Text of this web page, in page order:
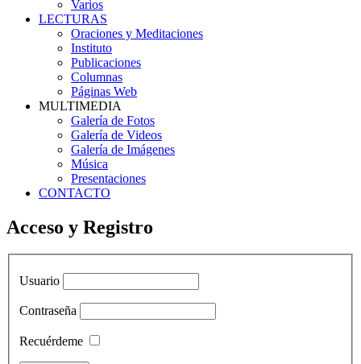
Varios
LECTURAS
Oraciones y Meditaciones
Instituto
Publicaciones
Columnas
Páginas Web
MULTIMEDIA
Galería de Fotos
Galería de Videos
Galería de Imágenes
Música
Presentaciones
CONTACTO
Acceso y Registro
Usuario
Contraseña
Recuérdeme